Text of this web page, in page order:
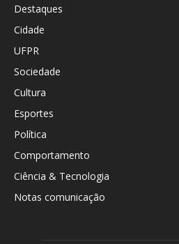
Destaques
Cidade
UFPR
Sociedade
Cultura
Esportes
Política
Comportamento
Ciência & Tecnologia
Notas comunicação